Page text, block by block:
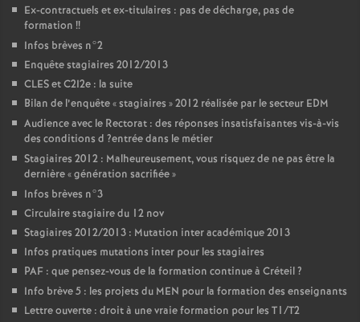
Ex-contractuels et ex-titulaires : pas de décharge, pas de
formation !!
Infos brèves n°2
Enquête stagiaires 2012/2013
CLESet C2I2e : la suite
Bilan de l’enquête «stagiaires » 2012 réalisée par le secteur EDM
Audience avec le Rectorat : des réponses insatisfaisantes vis-à-vis
des conditions d ?entrée dans le métier
Stagiaires 2012 : Malheureusement, vous risquez de ne pas être la
dernière «génération sacrifiée»
Infos brèves n°3
Circulaire stagiaire du 12 nov
Stagiaires 2012/2013 : Mutation inter académique 2013
Infos pratiques mutations inter pour les stagiaires
PAF : que pensez-vous de la formation continue à Créteil?
Info brève 5 : les projets du MEN pour la formation des enseignants
Lettre ouverte : droit à une vraie formation pour les T1/T2